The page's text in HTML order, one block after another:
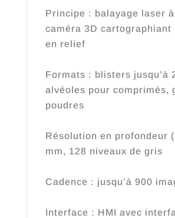
Principe : balayage laser à
caméra 3D cartographiant
en relief
Formats : blisters jusqu’à
alvéoles pour comprimés,
poudres
Résolution en profondeur
mm, 128 niveaux de gris
Cadence : jusqu’à 900
Interface : HMI avec